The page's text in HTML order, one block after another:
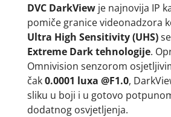
DVC DarkViewje najnovija IP
pomiče granice videonadzora
Ultra High Sensitivity (UHS)
Extreme Dark tehnologije.
Omnivision senzorom
čak0.0001 luxa @F1.0,
sliku u boji i u gotovo
dodatnog osvjetljenja.